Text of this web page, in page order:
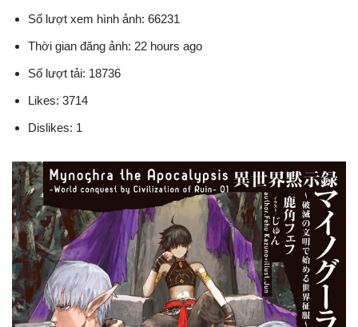
Số lượt xem hình ảnh: 66231
Thời gian đăng ảnh: 22 hours ago
Số lượt tải: 18736
Likes: 3714
Dislikes: 1